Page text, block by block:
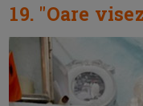
19. "Oare